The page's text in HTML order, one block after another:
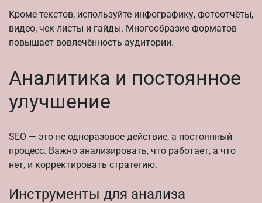
Кроме текстов, используйте инфографику, фотоотчёты,
видео, чек-листы и гайды. Многообразие форматов
повышает вовлечённость аудитории.
Аналитика и постоянное
улучшение
SEO — это не одноразовое действие, а постоянный
процесс. Важно анализировать, что работает, а что
нет, и корректировать стратегию.
Инструменты для анализа